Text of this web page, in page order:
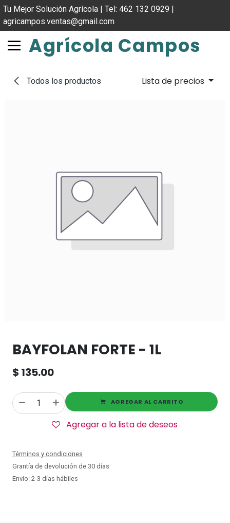
Tu Mejor Solución Agrícola | Tel: 462 132 0929 |
agricampos.ventas@gmail.com
Agrícola Campos
Todos los productos Lista de precios
BAYFOLAN FORTE - 1L
$ 135.00
AGREGAR AL CARRITO
Agregar a la lista de deseos
Términos y condiciones
Grantía de devolución de 30 días
Envío: 2-3 días hábiles